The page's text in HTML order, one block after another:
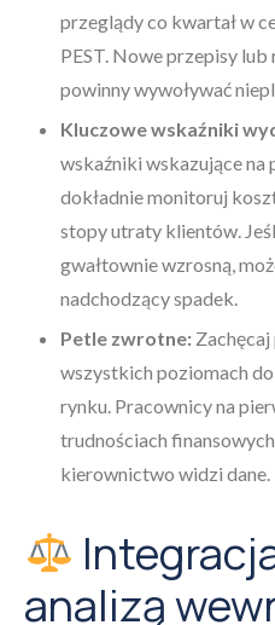
przeglądy co kwartał w
PEST. Nowe przepisy
powinny wywoływać
Kluczowe wskaźniki
wskaźniki wskazujące na
dokładnie monitoruj
stopy utraty klientów.
gwałtownie wzrosną,
nadchodzący spadek.
Petle zwrotne:
wszystkich poziomach do
rynku. Pracownicy na
trudnościach
kierownictwo widzi dane.
analizą